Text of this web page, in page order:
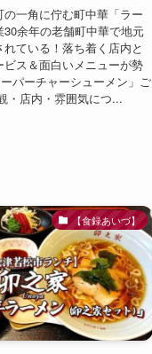
一角に佇む町中華「ラー
30余年の老舗町中華で地元
ている！落ち着く店内と
ス＆面白いメニューが勢
パーチャーシューメン」ご
・店内・雰囲気につ...
【食録あいづ】